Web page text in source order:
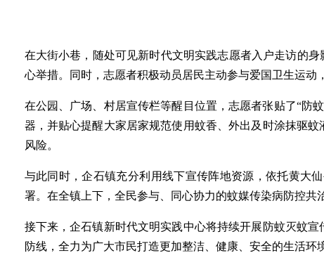
在大街小巷，随处可见新时代文明实践志愿者入户走访的
心举措。同时，志愿者积极动员居民主动参与爱国卫生运动
在公园、广场、村居宣传栏等醒目位置，志愿者张贴了“防
器，并贴心提醒大家居家规范使用蚊香、外出及时涂抹驱
风险。
与此同时，企石镇充分利用线下宣传阵地资源，依托黄大
署。在全镇上下，全民参与、同心协力的蚊媒传染病防控共
接下来，企石镇新时代文明实践中心将持续开展防蚊灭蚊
防线，全力为广大市民打造更加整洁、健康、安全的生活环